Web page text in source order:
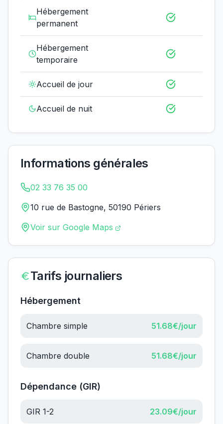
Hébergement
permanent
Hébergement
temporaire
Accueil de jour
Accueil de nuit
Informations générales
02 33 76 35 00
10 rue de Bastogne, 50190 Périers
Voir sur Google Maps
Tarifs journaliers
Hébergement
Chambre simple 51.68€/jour
Chambre double 51.68€/jour
Dépendance (GIR)
GIR 1-2 23.09€/jour